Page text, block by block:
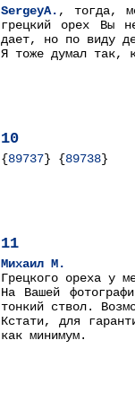
SergeyA. , тогда,
грецкий орех Вы
дает, но по виду
Я тоже думал так,
10
{89737} {89738}
11
Михаил М.
Грецкого ореха у
На Вашей
тонкий ствол.
Кстати, для
как минимум.